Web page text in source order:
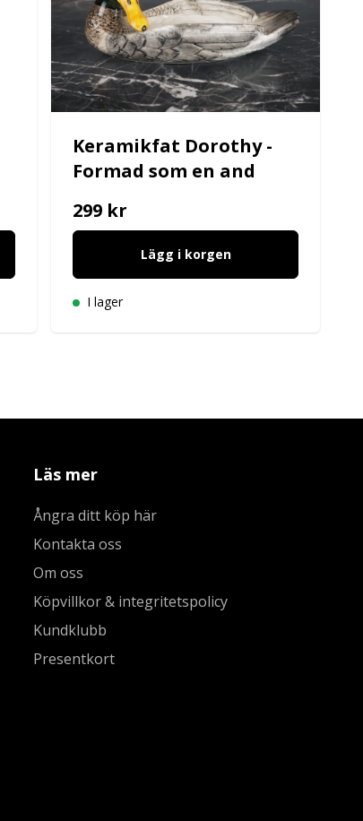
Keramikfat Dorothy -
Formad som en and
299 kr
Lägg i korgen
I lager
Läs mer
Ångra ditt köp här
Kontakta oss
Om oss
Köpvillkor & integritetspolicy
Kundklubb
Presentkort